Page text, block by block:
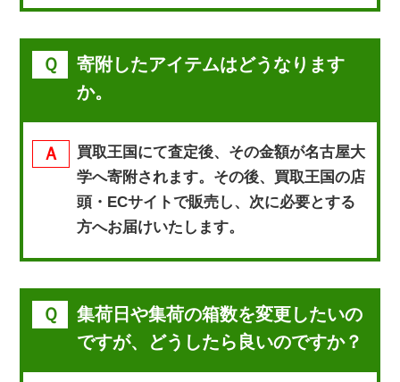
寄附したアイテムはどうなります
か。
買取王国にて査定後、その金額が名古屋大
学へ寄附されます。その後、買取王国の店
頭・ECサイトで販売し、次に必要とする
方へお届けいたします。
集荷日や集荷の箱数を変更したいの
ですが、どうしたら良いのですか？